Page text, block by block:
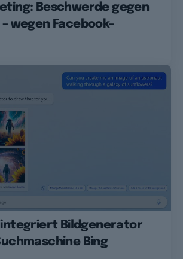
Beschwerde gegen
wegen Facebook-
Bildgenerator
Bing